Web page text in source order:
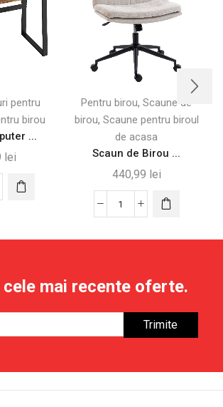
pentru
birou
...
lei
Pentru birou, Scaune de
birou, Scaune pentru biroul
de acasa
Scaun de Birou ...
440,99 lei
Cantitate
Reglabil,
Înclinabil
și
Rotativ,
cele mai recente oferte.